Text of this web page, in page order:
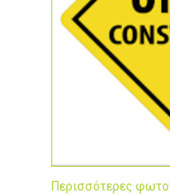
Περισσότερες